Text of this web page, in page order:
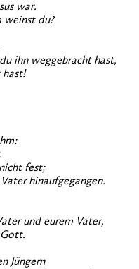
war.
weinst du?
ihn weggebracht hast,
fest;
hinaufgegangen.
und eurem Vater,
Jüngern